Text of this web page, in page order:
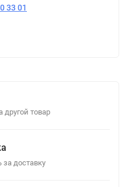
33 01
товар
доставку